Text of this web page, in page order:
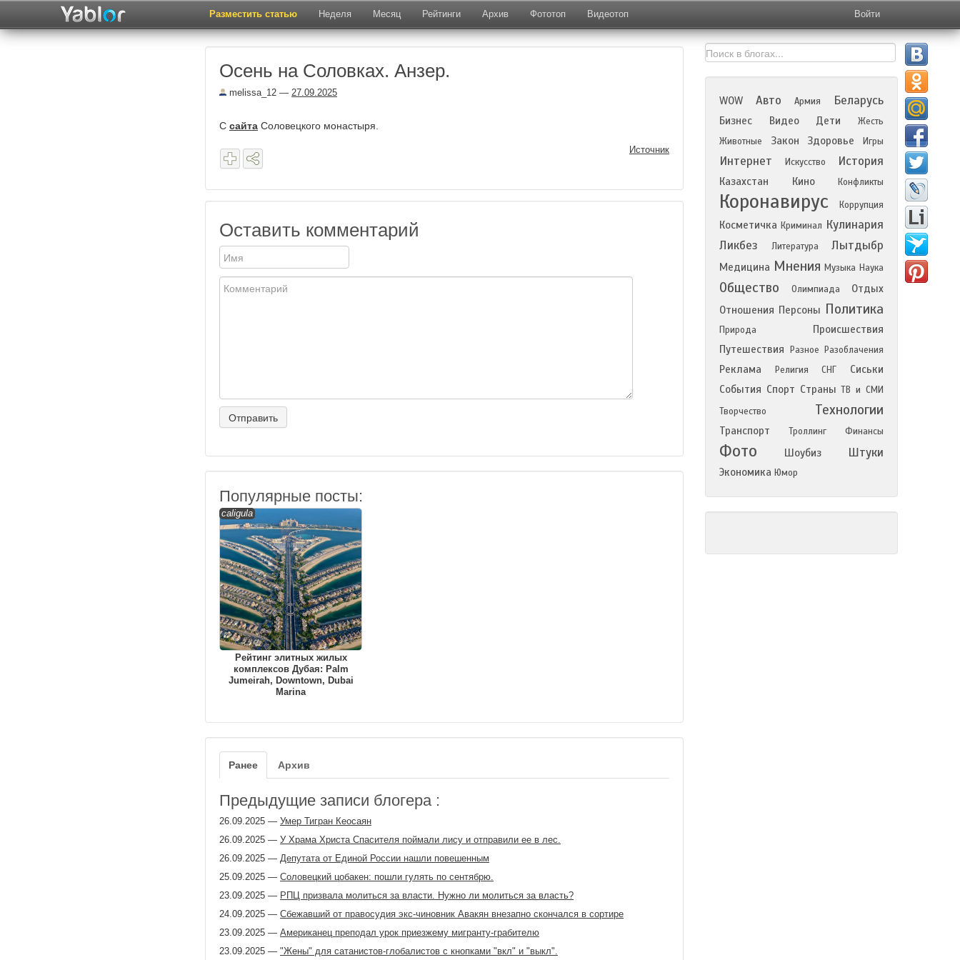
Разместить статью Неделя Месяц Рейтинги Архив Фототоп Видеотоп Войти
Осень на Соловках. Анзер.
melissa_12 — 27.09.2025
С сайта Соловецкого монастыря.
Источник
Оставить комментарий
Популярные посты:
caligula
Рейтинг элитных жилых
комплексов Дубая: Palm
Jumeirah, Downtown, Dubai
Marina
Ранее Архив
Предыдущие записи блогера :
26.09.2025 — Умер Тигран Кеосаян
26.09.2025 — У Храма Христа Спасителя поймали лису и отправили ее в лес.
26.09.2025 — Депутата от Единой России нашли повешенным
25.09.2025 — Соловецкий цобакен: пошли гулять по сентябрю.
23.09.2025 — РПЦ призвала молиться за власти. Нужно ли молиться за власть?
24.09.2025 — Сбежавший от правосудия экс-чиновник Авакян внезапно скончался в сортире
23.09.2025 — Американец преподал урок приезжему мигранту-грабителю
23.09.2025 — "Жены" для сатанистов-глобалистов с кнопками "вкл" и "выкл".
WOW Авто Армия Беларусь
Бизнес Видео Дети
Жесть
Животные
Закон Здоровье Игры
Интернет Искусство История
Казахстан Кино Конфликты
Коронавирус Коррупция
Косметичка Криминал Кулинария
Ликбез
Литература Лытдыбр
Медицина Мнения Музыка Наука
Общество Олимпиада
Отдых
Отношения Персоны Политика
Природа
Происшествия
Путешествия
Разное Разоблачения
Реклама Религия СНГ
Сиськи
События Спорт Страны ТВ и СМИ
Творчество
Технологии
Транспорт Троллинг Финансы
Фото Шоубиз Штуки
Экономика Юмор